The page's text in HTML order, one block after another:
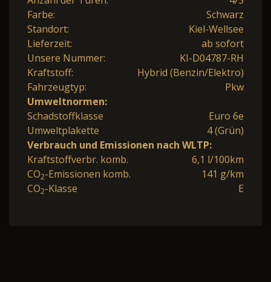
Farbe:
Schwarz
Standort:
Kiel-Wellsee
Lieferzeit:
ab sofort
Unsere Nummer:
KI-D04787-RH
Kraftstoff:
Hybrid (Benzin/Elektro)
Fahrzeugtyp:
Pkw
Umweltnormen:
Schadstoffklasse
Euro 6e
Umweltplakette
4 (Grün)
Verbrauch und Emissionen nach WLTP:
Kraftstoffverbr. komb.
6,1 l/100km
CO2-Emissionen komb.
141 g/km
CO2-Klasse E